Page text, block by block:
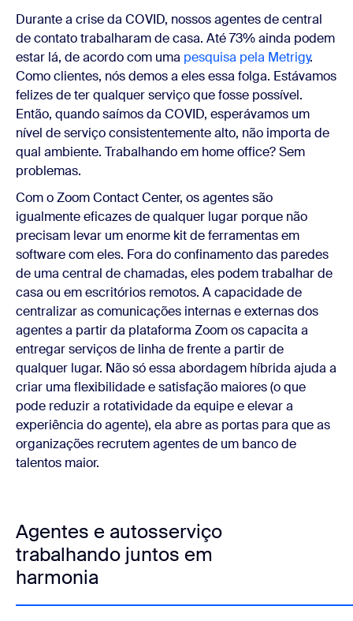
Durante a crise da COVID, nossos agentes de central
de contato trabalharam de casa. Até 73% ainda podem
estar lá, de acordo com uma pesquisa pela Metrigy.
Como clientes, nós demos a eles essa folga. Estávamos
felizes de ter qualquer serviço que fosse possível.
Então, quando saímos da COVID, esperávamos um
nível de serviço consistentemente alto, não importa de
qual ambiente. Trabalhando em home office? Sem
problemas.
Com o Zoom Contact Center, os agentes são
igualmente eficazes de qualquer lugar porque não
precisam levar um enorme kit de ferramentas em
software com eles. Fora do confinamento das paredes
de uma central de chamadas, eles podem trabalhar de
casa ou em escritórios remotos. A capacidade de
centralizar as comunicações internas e externas dos
agentes a partir da plataforma Zoom os capacita a
entregar serviços de linha de frente a partir de
qualquer lugar. Não só essa abordagem híbrida ajuda a
criar uma flexibilidade e satisfação maiores (o que
pode reduzir a rotatividade da equipe e elevar a
experiência do agente), ela abre as portas para que as
organizações recrutem agentes de um banco de
talentos maior.
Agentes e autosserviço
trabalhando juntos em
harmonia